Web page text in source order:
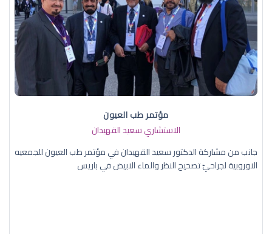
مؤتمر طب العيون
الاستشاري سعيد القهيدان
جانب من مشاركة الدكتور سعيد القهيدان في مؤتمر طب العيون للجمعيه
الاوروبية لجراحيّ تصحيح النظر والماء الابيض في باريس